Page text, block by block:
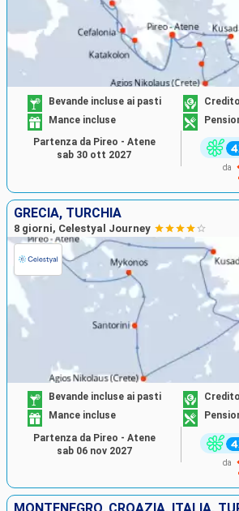
Bevande incluse ai pasti
Mance incluse
da
Partenza da Pireo - Atene
sab 30 ott 2027
GRECIA, TURCHIA
8 giorni, Celestyal Journey
Bevande incluse ai pasti
Mance incluse
da
Partenza da Pireo - Atene
sab 06 nov 2027